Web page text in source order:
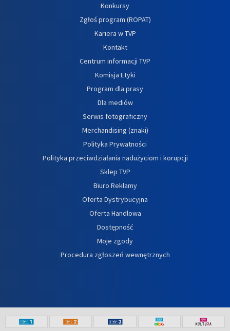
Konkursy
Zgłoś program (ROPAT)
Kariera w TVP
Kontakt
Centrum informacji TVP
Komisja Etyki
Program dla prasy
Dla mediów
Serwis fotograficzny
Merchandising (znaki)
Polityka Prywatności
Polityka przeciwdziałania nadużyciom i korupcji
Sklep TVP
Biuro Reklamy
Oferta Dystrybucyjna
Oferta Handlowa
Dostępność
Moje zgody
Procedura zgłoszeń wewnętrznych